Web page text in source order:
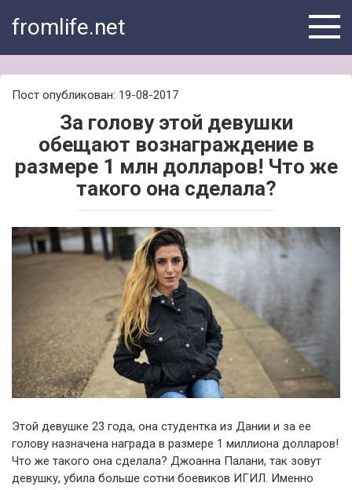
fromlife.net
Пост опубликован: 19-08-2017
За голову этой девушки
обещают вознаграждение в
размере 1 млн долларов! Что же
такого она сделала?
Этой девушке 23 года, она студентка из Дании и за ее
голову назначена награда в размере 1 миллиона долларов!
Что же такого она сделала? Джоанна Палани, так зовут
девушку, убила больше сотни боевиков ИГИЛ. Именно